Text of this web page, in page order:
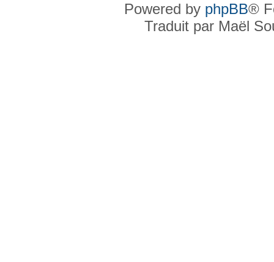
Powered by phpBB®
Traduit par Maël